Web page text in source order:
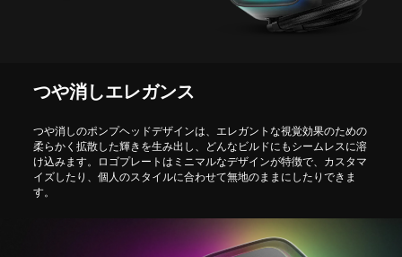
つや消しエレガンス
つや消しのポンプヘッドデザインは、エレガントな視覚効果のための
柔らかく拡散した輝きを生み出し、どんなビルドにもシームレスに溶
け込みます。ロゴプレートはミニマルなデザインが特徴で、カスタマ
イズしたり、個人のスタイルに合わせて無地のままにしたりできま
す。